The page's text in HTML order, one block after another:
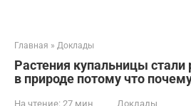
Главная » Доклады
Растения купальницы стали
в природе потому что
На чтение: 27 мин Доклады